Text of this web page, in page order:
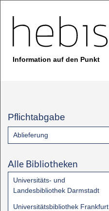
Information auf den Punkt
Pflichtabgabe
Ablieferung
Alle Bibliotheken
Universitäts- und
Landesbibliothek Darmstadt
Universitätsbibliothek Frankfurt